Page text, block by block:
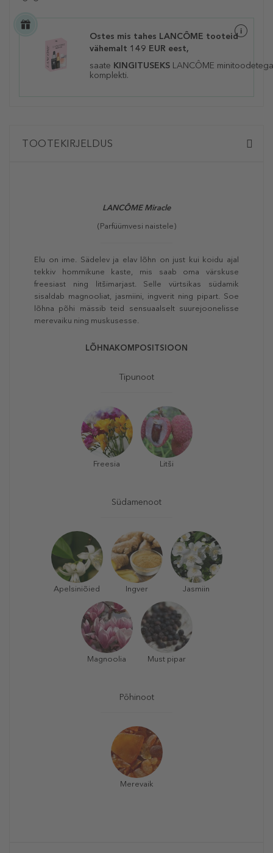
Ostes mis tahes LANCÔME tooteid
vähemalt 149 EUR eest,
saate KINGITUSEKS LANCÔME minitoodetega
komplekti.
TOOTEKIRJELDUS
LANCÔMEMiracle
(Parfüümvesi naistele)
Elu on ime. Sädelev ja elav lõhn on just kui koidu ajal
tekkiv hommikune kaste, mis saab oma värskuse
freesiast ning litšimarjast. Selle vürtsikas südamik
sisaldab magnooliat, jasmiini, ingverit ning pipart. Soe
lõhna põhi mässib teid sensuaalselt suurejoonelisse
merevaiku ning muskusesse.
LÕHNAKOMPOSITSIOON
Tipunoot
Freesia Litši
Südamenoot
Apelsiniõied Ingver Jasmiin
Magnoolia Must pipar
Põhinoot
Merevaik